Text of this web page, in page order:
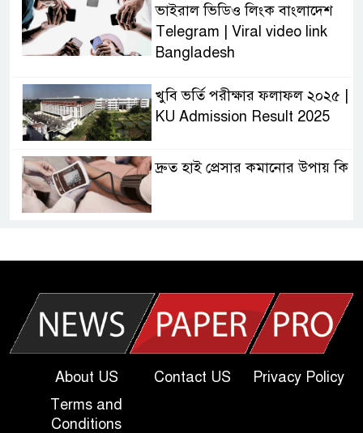
ভাইরাল ভিডিও লিংক বাংলাদেশ
Telegram | Viral video link
Bangladesh
খুবি ভর্তি পরীক্ষার ফলাফল ২০২৫ |
KU Admission Result 2025
দ্রুত হাই প্রেসার কমানোর উপায় কি
| Today Dakhil Exam
খুবি সি ইউনিট ভর্তি পরীক্ষার প্রশ্ন
২০২৫ | KU C Unit Admission
Question
About US Contact US
Privacy Policy
Terms and
Conditions